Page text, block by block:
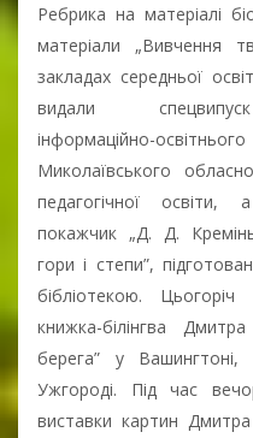
Ребрика на матеріалі
матеріали „Вивчення
закладах середньої
видали
інформаційно-
Миколаївського
педагогічної освіти,
покажчик „Д. Д.
гори і степи”,
бібліотекою.
книжка-білінгва
берега” у
Ужгороді. Під час
виставки картин